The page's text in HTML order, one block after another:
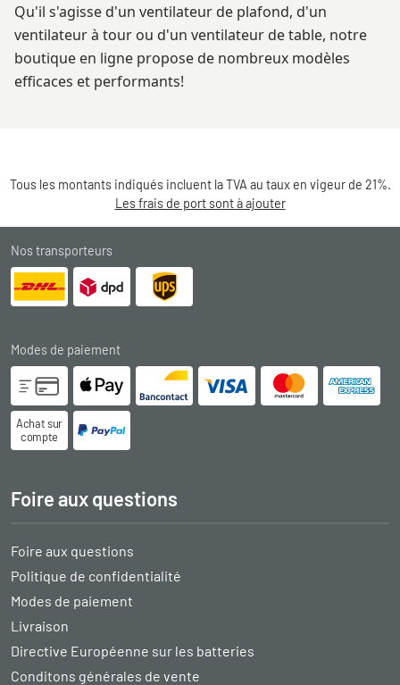
Qu'il s'agisse d'un ventilateur de plafond, d'un
ventilateur à tour ou d'un ventilateur de table, notre
boutique en ligne propose de nombreux modèles
efficaces et performants!
Tous les montants indiqués incluent la TVA au taux en vigeur de 21%.
Les frais de port sont à ajouter
Nos transporteurs
Modes de paiement
Achat sur
compte
Foire aux questions
Foire aux questions
Politique de confidentialité
Modes de paiement
Livraison
Directive Européenne sur les batteries
Conditons générales de vente